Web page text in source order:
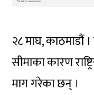
२८ माघ,
सीमाका कारण
माग गरेका छन् ।